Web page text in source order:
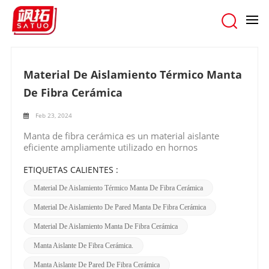
Material De Aislamiento Térmico Manta
De Fibra Cerámica
Feb 23, 2024
Manta de fibra cerámica es un material aislante
eficiente ampliamente utilizado en hornos
temperatura y otros campos para aislamiento y
basa principalmente en los principios de dispersión
de fibras y control de la conducción de calor. Las
gran cantidad de microporos que pueden dispersar la
transferencia de calor y lograr un efecto de
aislamiento. Mientras tanto, la estructura de fibra de
ETIQUETAS CALIENTES :
Material De Aislamiento Térmico Manta De Fibra Cerámica
Material De Aislamiento De Pared Manta De Fibra Cerámica
Material De Aislamiento Manta De Fibra Cerámica
Manta Aislante De Fibra Cerámica.
Manta Aislante De Pared De Fibra Cerámica